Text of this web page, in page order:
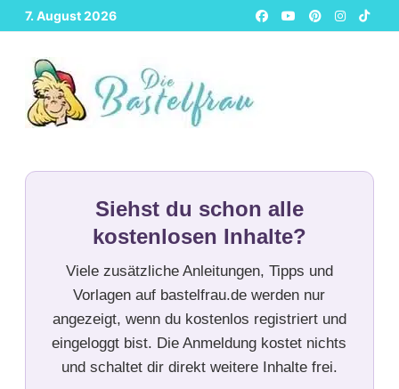
Zurück
zum
Inhalt
7. August 2026
Siehst du schon alle
kostenlosen Inhalte?
Viele zusätzliche Anleitungen, Tipps und
Vorlagen auf bastelfrau.de werden nur
angezeigt, wenn du kostenlos registriert und
eingeloggt bist. Die Anmeldung kostet nichts
und schaltet dir direkt weitere Inhalte frei.